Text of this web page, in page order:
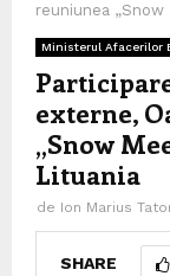
reuniunea
Ministerul Afacerilor
externe,
„Snow
Lituania
de Ion Marius
SHARE